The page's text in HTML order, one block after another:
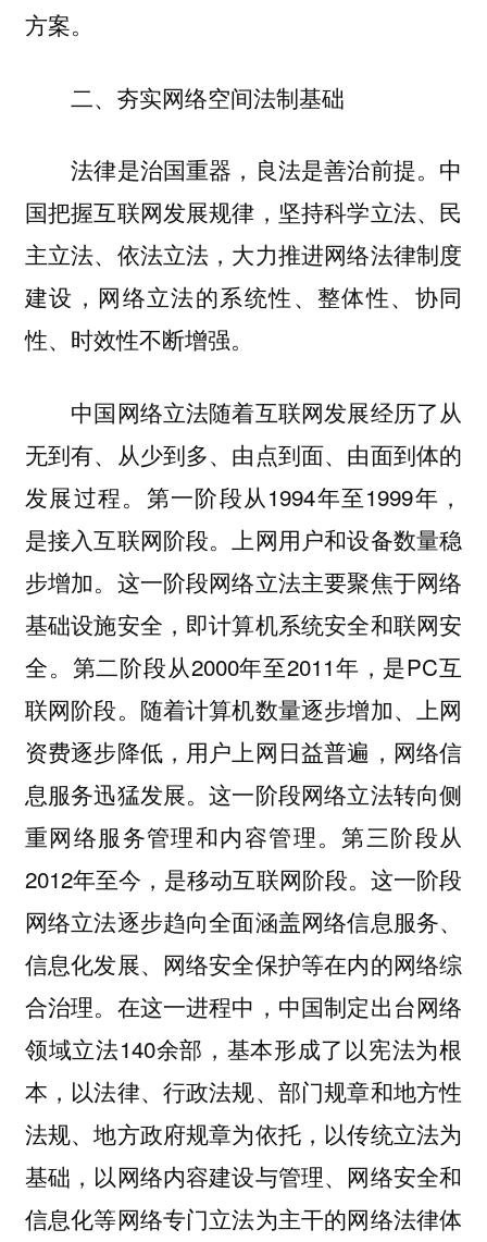
方案。
二、夯实网络空间法制基础
法律是治国重器，良法是善治前提。中
国把握互联网发展规律，坚持科学立法、民
主立法、依法立法，大力推进网络法律制度
建设，网络立法的系统性、整体性、协同
性、时效性不断增强。
中国网络立法随着互联网发展经历了从
无到有、从少到多、由点到面、由面到体的
发展过程。第一阶段从1994年至1999年，
是接入互联网阶段。上网用户和设备数量稳
步增加。这一阶段网络立法主要聚焦于网络
基础设施安全，即计算机系统安全和联网安
全。第二阶段从2000年至2011年，是PC互
联网阶段。随着计算机数量逐步增加、上网
资费逐步降低，用户上网日益普遍，网络信
息服务迅猛发展。这一阶段网络立法转向侧
重网络服务管理和内容管理。第三阶段从
2012年至今，是移动互联网阶段。这一阶段
网络立法逐步趋向全面涵盖网络信息服务、
信息化发展、网络安全保护等在内的网络综
合治理。在这一进程中，中国制定出台网络
领域立法140余部，基本形成了以宪法为根
本，以法律、行政法规、部门规章和地方性
法规、地方政府规章为依托，以传统立法为
基础，以网络内容建设与管理、网络安全和
信息化等网络专门立法为主干的网络法律体